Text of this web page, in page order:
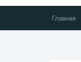
Главная